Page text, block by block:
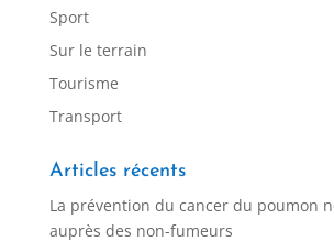
Sport
Sur le terrain
Tourisme
Transport
Articles récents
La prévention du cancer du poumon
auprès des non-fumeurs